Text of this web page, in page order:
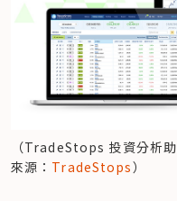
（TradeStops 投資分析
來源： TradeStops）